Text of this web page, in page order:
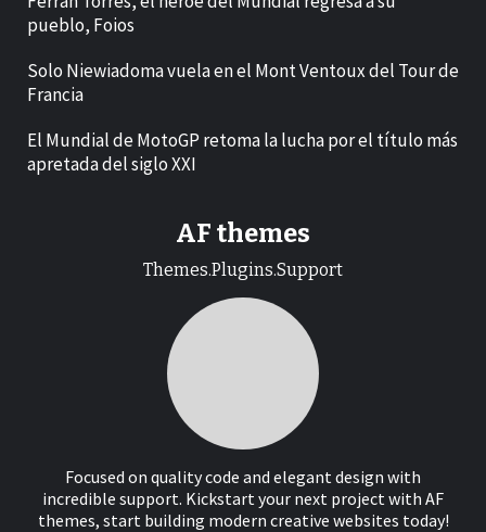
pueblo, Foios
Solo Niewiadoma vuela en el Mont Ventoux del Tour de
Francia
El Mundial de MotoGP retoma la lucha por el título más
apretada del siglo XXI
AF themes
Themes.Plugins.Support
Focused on quality code and elegant design with
incredible support. Kickstart your next project with AF
themes, start building modern creative websites today!